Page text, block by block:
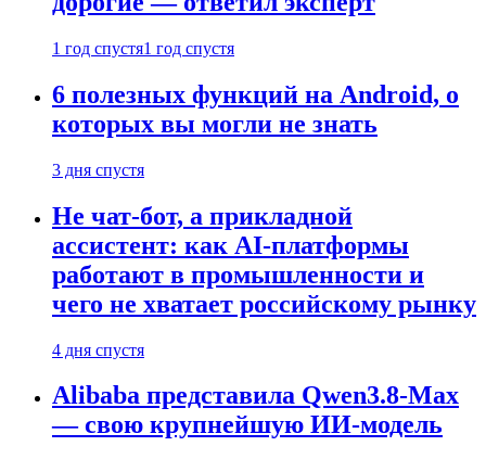
1 год спустя1 год спустя
6 полезных функций на Android, о
которых вы могли не знать
3 дня спустя
Не чат-бот, а прикладной
ассистент: как AI-платформы
работают в промышленности и
чего не хватает российскому рынку
4 дня спустя
Alibaba представила Qwen3.8-Max
— свою крупнейшую ИИ-модель